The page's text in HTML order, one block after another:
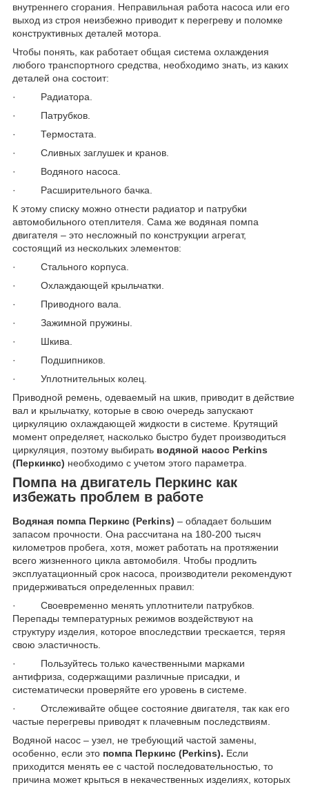
внутреннего сгорания. Неправильная работа насоса или его
выход из строя неизбежно приводит к перегреву и поломке
конструктивных деталей мотора.
Чтобы понять, как работает общая система охлаждения
любого транспортного средства, необходимо знать, из каких
деталей она состоит:
· Радиатора.
· Патрубков.
· Термостата.
· Сливных заглушек и кранов.
· Водяного насоса.
· Расширительного бачка.
К этому списку можно отнести радиатор и патрубки
автомобильного отеплителя. Сама же водяная помпа
двигателя – это несложный по конструкции агрегат,
состоящий из нескольких элементов:
· Стального корпуса.
· Охлаждающей крыльчатки.
· Приводного вала.
· Зажимной пружины.
· Шкива.
· Подшипников.
· Уплотнительных колец.
Приводной ремень, одеваемый на шкив, приводит в действие
вал и крыльчатку, которые в свою очередь запускают
циркуляцию охлаждающей жидкости в системе. Крутящий
момент определяет, насколько быстро будет производиться
циркуляция, поэтому выбирать водяной насос Perkins
(Перкинкс) необходимо с учетом этого параметра.
Помпа на двигатель Перкинс как
избежать проблем в работе
Водяная помпа Перкинс (Perkins) – обладает большим
запасом прочности. Она рассчитана на 180-200 тысяч
километров пробега, хотя, может работать на протяжении
всего жизненного цикла автомобиля. Чтобы продлить
эксплуатационный срок насоса, производители рекомендуют
придерживаться определенных правил:
· Своевременно менять уплотнители патрубков.
Перепады температурных режимов воздействуют на
структуру изделия, которое впоследствии трескается, теряя
свою эластичность.
· Пользуйтесь только качественными марками
антифриза, содержащими различные присадки, и
систематически проверяйте его уровень в системе.
· Отслеживайте общее состояние двигателя, так как его
частые перегревы приводят к плачевным последствиям.
Водяной насос – узел, не требующий частой замены,
особенно, если это помпа Перкинс (Perkins). Если
приходится менять ее с частой последовательностью, то
причина может крыться в некачественных изделиях, которых